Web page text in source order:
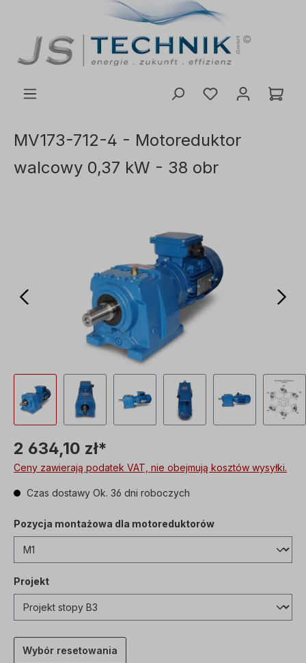
MV173-712-4 - Motoreduktor
walcowy 0,37 kW - 38 obr
2 634,10 zł*
Ceny zawierają podatek VAT, nie obejmują kosztów wysyłki.
Czas dostawy Ok. 36 dni roboczych
Pozycja montażowa dla motoreduktorów
Projekt
Wybór resetowania